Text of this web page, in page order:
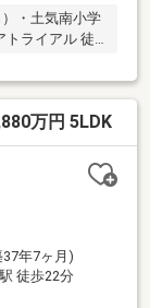
・土気南小学
万円 5LDK
年7ヶ月)
徒歩22分